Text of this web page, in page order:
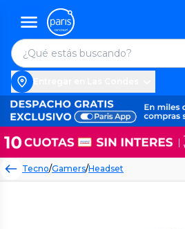
Tecno/Gamers/Headset